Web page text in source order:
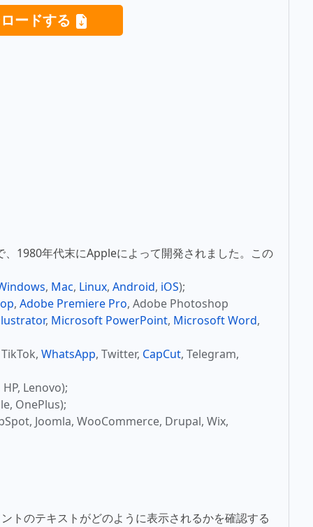
ードする
1980年代末にAppleによって開発されました。この
, Mac, Linux, Android, iOS);
, Adobe Premiere Pro, Adobe Photoshop
, Microsoft PowerPoint, Microsoft Word,
WhatsApp, Twitter, CapCut, Telegram,
Lenovo);
OnePlus);
Joomla, WooCommerce, Drupal, Wix,
トのテキストがどのように表示されるかを確認する